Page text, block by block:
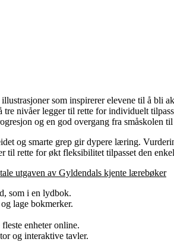
som inspirerer elevene til å bli
tre nivåer legger til rette for individuelt
og en god overgang fra småskolen
og smarte grep gir dypere læring.
til rette for økt fleksibilitet tilpasset den
utgaven av Gyldendals kjente lærebøker
som i en lydbok.
lage bokmerker.
enheter online.
og interaktive tavler.